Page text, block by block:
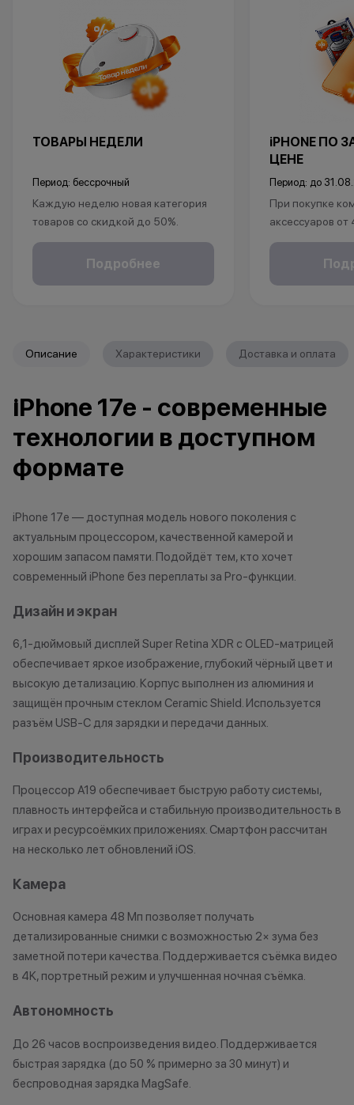
ТОВАРЫ НЕДЕЛИ
Период: бессрочный
Каждую неделю новая категория
товаров со скидкой до 50%.
*Акция действует по адресу г.Уфа,
ул.Революционная 66
характер.
договора купли-продажи по
нарушение правил акции, иные
•Организатор (продавец) на свое
изменить условия акции в
Остались вопросы?
мессенджерах
Подробнее
iPHONE ПО
ЦЕНЕ
Период: до
При покупке
аксессуаров
в подарок:
характер.
право
обоснованные
•Организатор
Описание Характеристики Доставка и оплата
iPhone 17e - современные
технологии в доступном
формате
iPhone 17e — доступная модель нового поколения с
актуальным процессором, качественной камерой и
хорошим запасом памяти. Подойдёт тем, кто хочет
современный iPhone без переплаты за Pro-функции.
Дизайн и экран
6,1-дюймовый дисплей Super Retina XDR с OLED-матрицей
обеспечивает яркое изображение, глубокий чёрный цвет и
высокую детализацию. Корпус выполнен из алюминия и
защищён прочным стеклом Ceramic Shield. Используется
разъём USB-C для зарядки и передачи данных.
Производительность
Процессор A19 обеспечивает быструю работу системы,
плавность интерфейса и стабильную производительность в
играх и ресурсоёмких приложениях. Смартфон рассчитан
на несколько лет обновлений iOS.
Камера
Основная камера 48 Мп позволяет получать
детализированные снимки с возможностью 2× зума без
заметной потери качества. Поддерживается съёмка видео
в 4K, портретный режим и улучшенная ночная съёмка.
Автономность
До 26 часов воспроизведения видео. Поддерживается
быстрая зарядка (до 50 % примерно за 30 минут) и
беспроводная зарядка MagSafe.